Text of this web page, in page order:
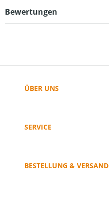
Bewertungen
ÜBER UNS
SERVICE
BESTELLUNG & VERSAND